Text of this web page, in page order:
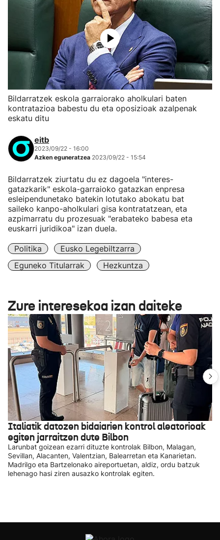
Bildarratzek eskola garraiorako aholkulari baten
kontratazioa babestu du eta oposizioak azalpenak
eskatu ditu
eitb
2023/09/22 - 16:00
Azken eguneratzea 2023/09/22 - 15:54
Bildarratzek ziurtatu du ez dagoela "interes-
gatazkarik" eskola-garraioko gatazkan enpresa
esleipendunetako batekin lotutako abokatu bat
saileko kanpo-aholkulari gisa kontratatzean, eta
azpimarratu du prozesuak "erabateko babesa eta
euskarri juridikoa" izan duela.
Politika
Eusko Legebiltzarra
Eguneko Titularrak
Hezkuntza
Zure interesekoa izan daiteke
Italiatik datozen bidaiarien kontrol aleatorioak
egiten jarraitzen dute Bilbon
Larunbat goizean ezarri dituzte kontrolak Bilbon, Malagan,
Sevillan, Alacanten, Valentzian, Balearretan eta Kanarietan.
Madrilgo eta Bartzelonako aireportuetan, aldiz, ordu batzuk
lehenago hasi ziren ausazko kontrolak egiten.